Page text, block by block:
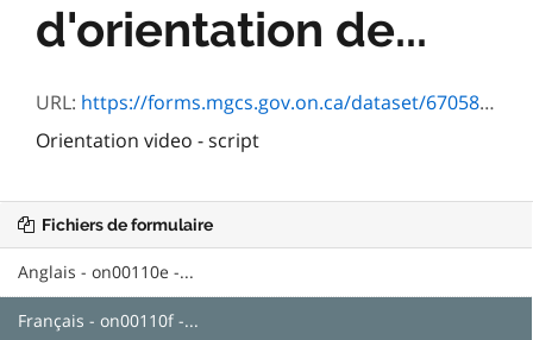
d'orientation de...
URL: https://forms.mgcs.gov.on.ca/dataset/67058ff9-6d52-4e41-a72c-45eaae5b6a3c/resource/e4e86bd3-b87c-4234-b397-f65a45241b27/download/on00110f.pdf
Orientation video - script
Fichiers de formulaire
Anglais - on00110e -...
Français - on00110f -...